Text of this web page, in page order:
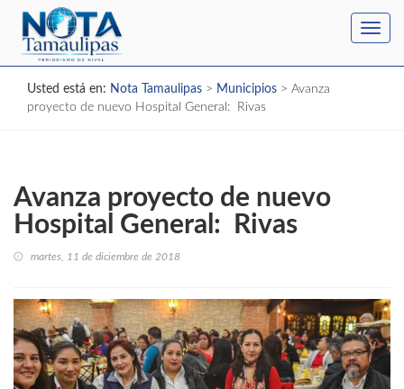
Usted está en: Nota Tamaulipas > Municipios > Avanza
proyecto de nuevo Hospital General: Rivas
Avanza proyecto de nuevo
Hospital General: Rivas
martes, 11 de diciembre de 2018